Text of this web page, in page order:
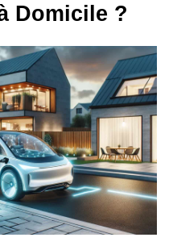
Domicile ?